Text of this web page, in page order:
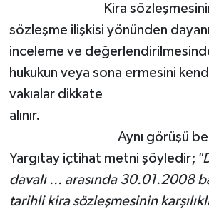
Kira sözleşmesinin
sözleşme ilişkisi yönünden
inceleme ve
hukukun veya sona ermesini
vakıalar dikkate
Aynı görüşü
Yargıtay içtihat metni şöyledir;
davalı ... arasında 30.01.2008
tarihli kira sözleşmesinin